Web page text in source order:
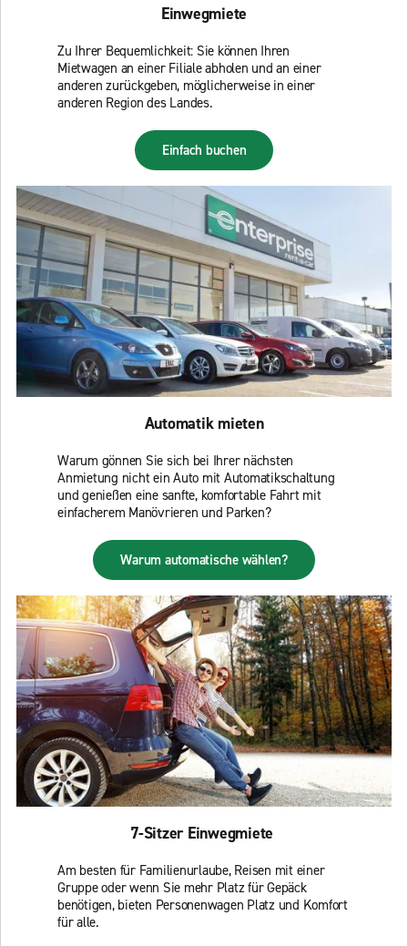
Einwegmiete
Zu Ihrer Bequemlichkeit: Sie können Ihren
Mietwagen an einer Filiale abholen und an einer
anderen zurückgeben, möglicherweise in einer
anderen Region des Landes.
Einfach buchen
Automatik mieten
Warum gönnen Sie sich bei Ihrer nächsten
Anmietung nicht ein Auto mit Automatikschaltung
und genießen eine sanfte, komfortable Fahrt mit
einfacherem Manövrieren und Parken?
Warum automatische wählen?
7-Sitzer Einwegmiete
Am besten für Familienurlaube, Reisen mit einer
Gruppe oder wenn Sie mehr Platz für Gepäck
benötigen, bieten Personenwagen Platz und Komfort
für alle.